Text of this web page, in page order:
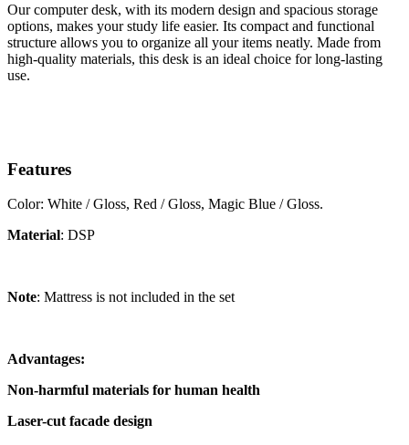
Our computer desk, with its modern design and spacious storage
options, makes your study life easier. Its compact and functional
structure allows you to organize all your items neatly. Made from
high-quality materials, this desk is an ideal choice for long-lasting
use.
Features
Color: White / Gloss, Red / Gloss, Magic Blue / Gloss.
Material: DSP
Note: Mattress is not included in the set
Advantages:
Non-harmful materials for human health
Laser-cut facade design